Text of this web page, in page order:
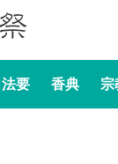
要 香典 宗